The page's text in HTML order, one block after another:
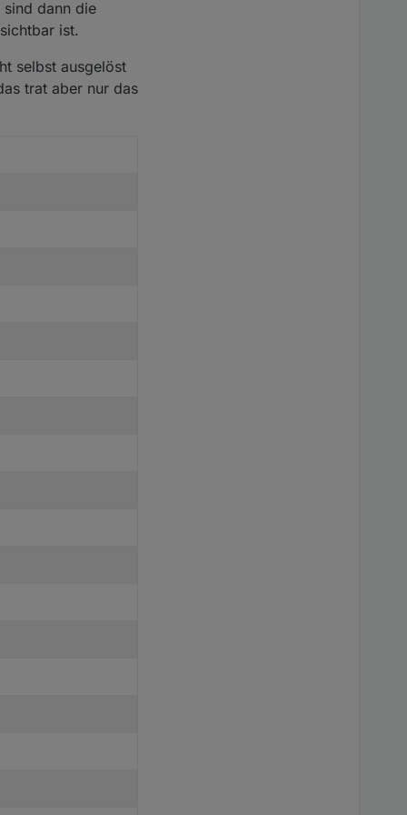
dann die
ist.
selbst ausgelöst
trat aber nur das